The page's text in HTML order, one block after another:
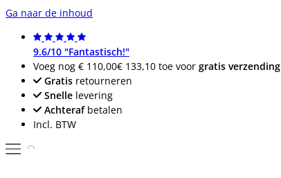
Ga naar de inhoud
9.6/10 "Fantastisch!"
Voeg nog € 110,00€ 133,10 toe voor gratis verzending
Gratis retourneren
Snelle levering
Achterafbetalen
Incl. BTW